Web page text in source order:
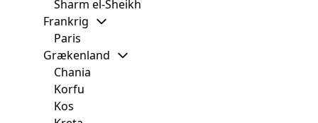
Sharm el-Sheikh
Frankrig
Paris
Grækenland
Chania
Korfu
Kos